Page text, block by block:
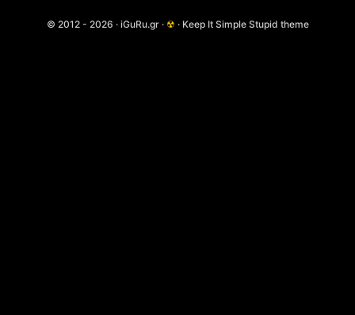
© 2012 - 2026 · iGuRu.gr · ☢ · Keep It Simple Stupid theme